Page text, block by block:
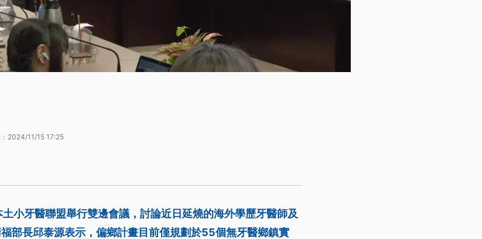
2024/11/15 17:25
小牙醫聯盟舉行雙邊會議，討論近日延燒的海外學歷牙醫師及
部長邱泰源表示，偏鄉計畫目前僅規劃於55個無牙醫鄉鎮實